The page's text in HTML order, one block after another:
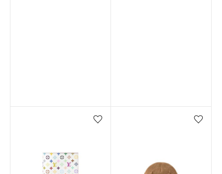
Favorilere ekle/çıkar Favorilere ekle/çıkar